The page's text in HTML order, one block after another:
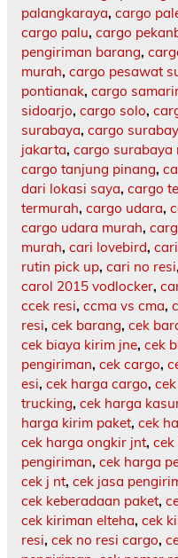
palangkaraya, cargo
cargo palu, cargo
pengiriman barang,
murah, cargo pesawat
pontianak, cargo
sidoarjo, cargo solo,
surabaya, cargo
jakarta, cargo surabaya
cargo tanjung pinang,
dari lokasi saya, cargo
termurah, cargo udara,
cargo udara murah,
murah, cari lovebird,
rutin pick up, cari no resi,
carol 2015 vodlocker,
ccek resi, ccma vs cma,
resi, cek barang, cek
cek biaya kirim jne, cek
pengiriman, cek cargo,
esi, cek harga cargo,
trucking, cek harga
harga kirim paket, cek
cek harga ongkir jnt,
pengiriman, cek harga
cek j nt, cek jasa
cek keberadaan paket,
cek kiriman elteha, cek
resi, cek no resi cargo,